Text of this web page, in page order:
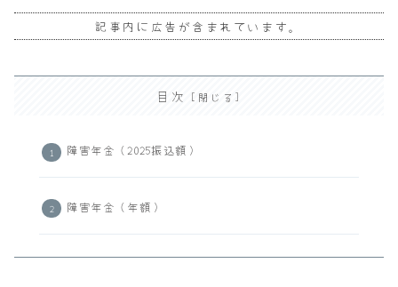
記事内に広告が含まれています。
目次
障害年金（2025振込額）
障害年金（年額）